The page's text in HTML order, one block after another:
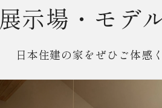
展示場・モデ
日本住建の家をぜひご体感